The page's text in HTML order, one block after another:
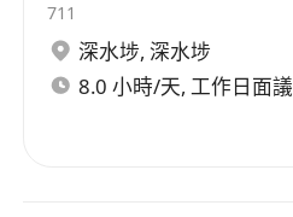
711
深水埗, 深水埗
8.0 小時/天, 工作日面議